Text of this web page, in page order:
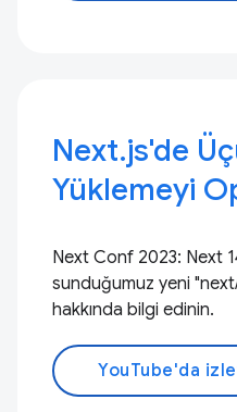
Next.js'de
Yüklemeyi
Next Conf 2023: Next
sunduğumuz yeni
hakkında bilgi edinin.
YouTube'da